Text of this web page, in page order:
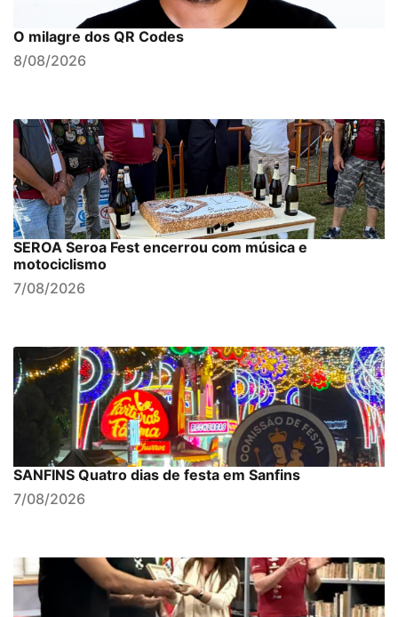
O milagre dos QR Codes
8/08/2026
SEROA Seroa Fest encerrou com música e
motociclismo
7/08/2026
SANFINS Quatro dias de festa em Sanfins
7/08/2026